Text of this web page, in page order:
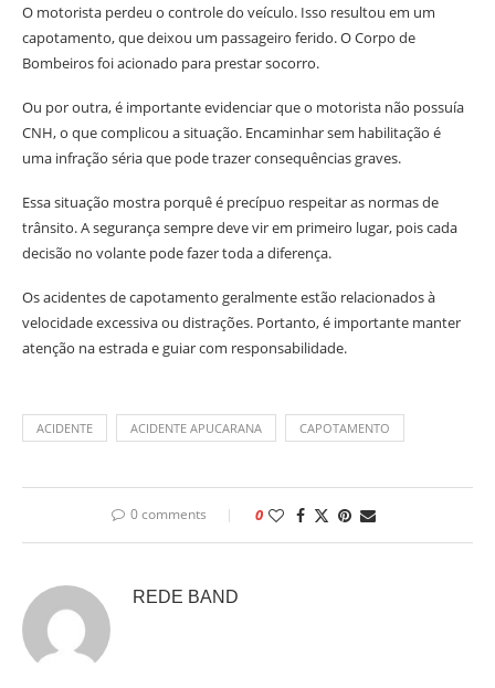
O motorista perdeu o controle do veículo. Isso resultou em um
capotamento, que deixou um passageiro ferido. O Corpo de
Bombeiros foi acionado para prestar socorro.
Ou por outra, é importante evidenciar que o motorista não possuía
CNH, o que complicou a situação. Encaminhar sem habilitação é
uma infração séria que pode trazer consequências graves.
Essa situação mostra porquê é precípuo respeitar as normas de
trânsito. A segurança sempre deve vir em primeiro lugar, pois cada
decisão no volante pode fazer toda a diferença.
Os acidentes de capotamento geralmente estão relacionados à
velocidade excessiva ou distrações. Portanto, é importante manter
atenção na estrada e guiar com responsabilidade.
ACIDENTE ACIDENTE APUCARANA CAPOTAMENTO
0 comments 0
REDE BAND